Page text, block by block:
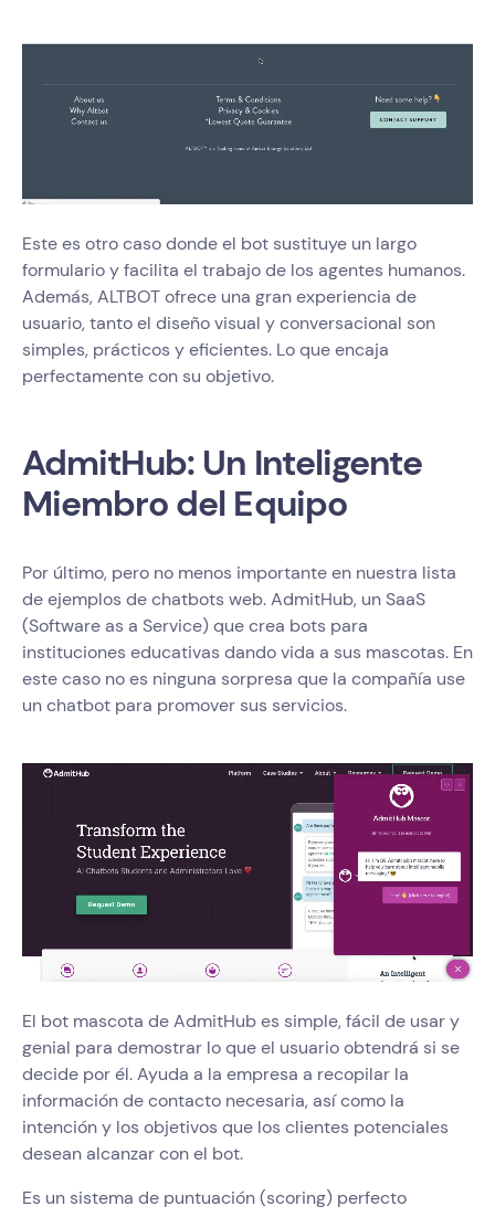
Este es otro caso donde el bot sustituye un largo
formulario y facilita el trabajo de los agentes humanos.
Además, ALTBOT ofrece una gran experiencia de
usuario, tanto el diseño visual y conversacional son
simples, prácticos y eficientes. Lo que encaja
perfectamente con su objetivo.
AdmitHub: Un Inteligente
Miembro del Equipo
Por último, pero no menos importante en nuestra lista
de ejemplos de chatbots web. AdmitHub, un SaaS
(Software as a Service) que crea bots para
instituciones educativas dando vida a sus mascotas. En
este caso no es ninguna sorpresa que la compañía use
un chatbot para promover sus servicios.
El bot mascota de AdmitHub es simple, fácil de usar y
genial para demostrar lo que el usuario obtendrá si se
decide por él. Ayuda a la empresa a recopilar la
información de contacto necesaria, así como la
intención y los objetivos que los clientes potenciales
desean alcanzar con el bot.
Es un sistema de puntuación (scoring) perfecto